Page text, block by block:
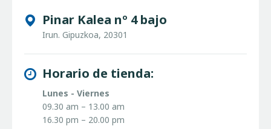
Pinar Kalea nº 4 bajo
Irun. Gipuzkoa, 20301
Horario de tienda:
Lunes - Viernes
09.30 am – 13.00 am
16.30 pm – 20.00 pm